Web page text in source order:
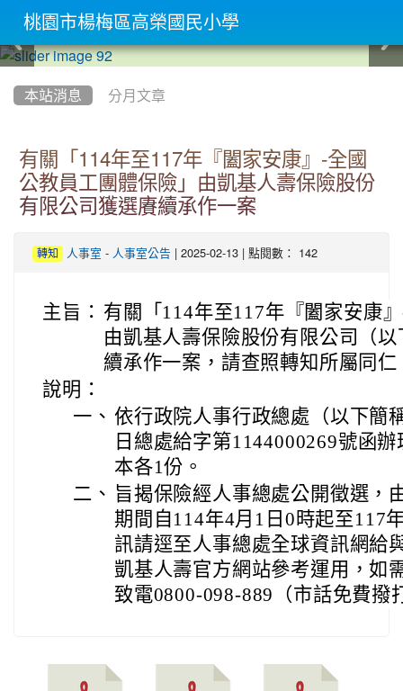
本站消息 分月文章
有關「114年至117年『闔家安康』-全國
公教員工團體保險」由凱基人壽保險股份
有限公司獲選賡續承作一案
轉知 人事室 - 人事室公告 | 2025-02-13 | 點閱數： 142
主旨： 有關「114年至117年『闔家安康
由凱基人壽保險股份有限公司（
續承作一案，請查照轉知所屬同仁
說明：
一、 依行政院人事行政總處（以下簡
日總處給字第1144000269號函
本各1份。
二、 旨揭保險經人事總處公開徵選，
期間自114年4月1日0時起至117
訊請逕至人事總處全球資訊網給
凱基人壽官方網站參考運用，如
致電0800-098-889（市話免費撥
桃園市楊梅區高榮國民小學